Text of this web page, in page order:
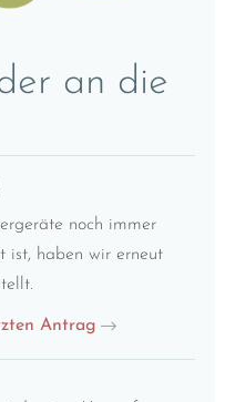
an die
noch immer
ist, haben wir erneut
Antrag